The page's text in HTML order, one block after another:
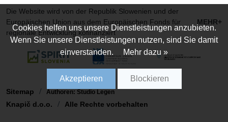
Die Website wird von der Republik Slowenien und der
Europäischen Union aus dem Europäischen Fonds für
regionale Entwicklung kofinanziert
MEHR+
Sitemap Authoren: Studio Legen
Knapič d.o.o. Alle Rechte vorbehalten
Cookies helfen uns unsere Dienstleistungen anzubieten.
Wenn Sie unsere Dienstleistungen nutzen, sind Sie damit
einverstanden.
Mehr dazu »
Akzeptieren Blockieren